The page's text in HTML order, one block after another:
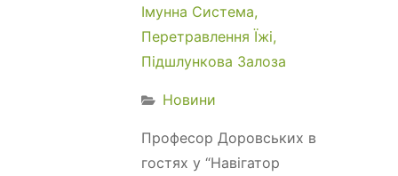
Імунна Система
Перетравлення Їжі
Підшлункова Залоза
Новини
Професор Доровських в
гостях у “Навігатор